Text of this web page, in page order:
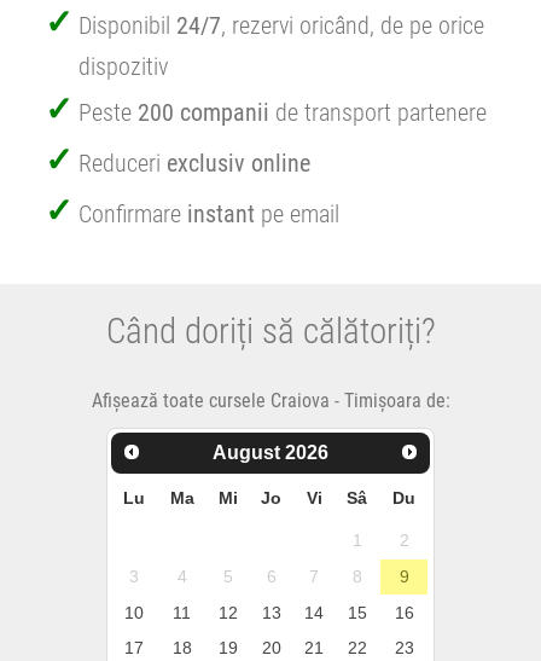
Disponibil 24/7, rezervi oricând, de pe orice
dispozitiv
Peste 200 companii de transport partenere
Reduceri exclusiv online
Confirmare instant pe email
Când doriți să călătoriți?
Afișează toate cursele Craiova - Timișoara de:
August 2026
Lu Ma Mi Jo Vi Sâ Du
1
2
3
4 5 6 7 8
9
10
11 12 13 14 15
16
17
18 19 20 21 22
23